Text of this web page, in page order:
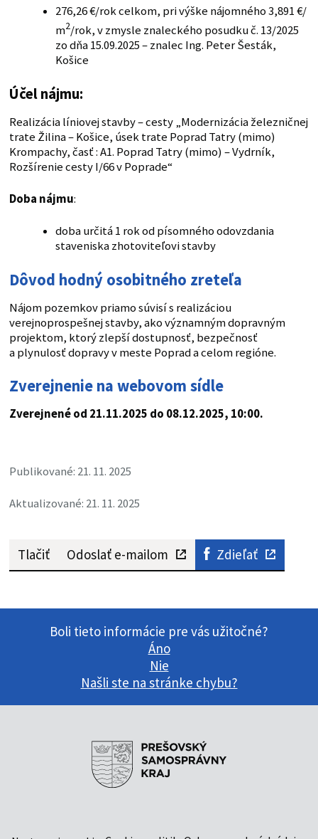
276,26 €/rok celkom, pri výške nájomného 3,891 €/
m2/rok, v zmysle znaleckého posudku č. 13/2025
zo dňa 15.09.2025 – znalec Ing. Peter Šesták,
Košice
Účel nájmu:
Realizácia líniovej stavby – cesty „Modernizácia železničnej
trate Žilina – Košice, úsek trate Poprad Tatry (mimo)
Krompachy, časť : A1. Poprad Tatry (mimo) – Vydrník,
Rozšírenie cesty I/66 v Poprade“
Doba nájmu:
doba určitá 1 rok od písomného odovzdania
staveniska zhotoviteľovi stavby
Dôvod hodný osobitného zreteľa
Nájom pozemkov priamo súvisí s realizáciou
verejnoprospešnej stavby, ako významným dopravným
projektom, ktorý zlepší dostupnosť, bezpečnosť
a plynulosť dopravy v meste Poprad a celom regióne.
Zverejnenie na webovom sídle
Zverejnené od 21.11.2025 do 08.12.2025, 10:00.
Publikované: 21. 11. 2025
Aktualizované: 21. 11. 2025
Tlačiť Odoslať e-mailom Zdieľať
Boli tieto informácie pre vás užitočné?
Áno
Nie
Našli ste na stránke chybu?